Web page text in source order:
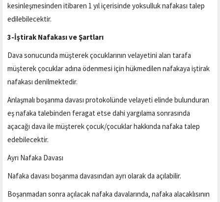
kesinleşmesinden itibaren 1 yıl içerisinde yoksulluk nafakası talep
edilebilecektir.
3-İştirak Nafakası ve Şartları
Dava sonucunda müşterek çocuklarının velayetini alan tarafa
müşterek çocuklar adına ödenmesi için hükmedilen nafakaya iştirak
nafakası denilmektedir.
Anlaşmalı boşanma davası protokolünde velayeti elinde bulunduran
eş nafaka talebinden feragat etse dahi yargılama sonrasında
açacağı dava ile müşterek çocuk/çocuklar hakkında nafaka talep
edebilecektir.
Ayrı Nafaka Davası
Nafaka davası boşanma davasından ayrı olarak da açılabilir.
Boşanmadan sonra açılacak nafaka davalarında, nafaka alacaklısının